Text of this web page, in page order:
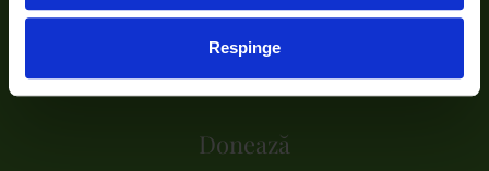
Respinge
Despre noi
Proiecte
Donează